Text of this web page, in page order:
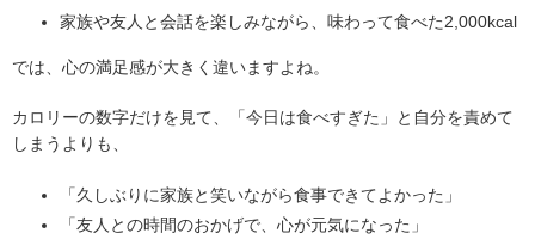
家族や友人と会話を楽しみながら、味わって食べた2,000kcal
では、心の満足感が大きく違いますよね。
カロリーの数字だけを見て、「今日は食べすぎた」と自分を責めて
しまうよりも、
「久しぶりに家族と笑いながら食事できてよかった」
「友人との時間のおかげで、心が元気になった」